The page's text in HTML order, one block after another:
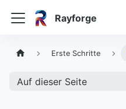
Rayforge
Erste Schritte
Auf dieser Seite